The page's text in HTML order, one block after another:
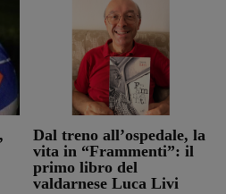
Dal treno all’ospedale, la
vita in “Frammenti”: il
primo libro del
valdarnese Luca Livi